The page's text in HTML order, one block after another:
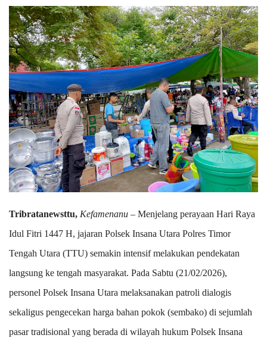
Tribratanewsttu, Kefamenanu – Menjelang perayaan Hari Raya
Idul Fitri 1447 H, jajaran Polsek Insana Utara Polres Timor
Tengah Utara (TTU) semakin intensif melakukan pendekatan
langsung ke tengah masyarakat. Pada Sabtu (21/02/2026),
personel Polsek Insana Utara melaksanakan patroli dialogis
sekaligus pengecekan harga bahan pokok (sembako) di sejumlah
pasar tradisional yang berada di wilayah hukum Polsek Insana